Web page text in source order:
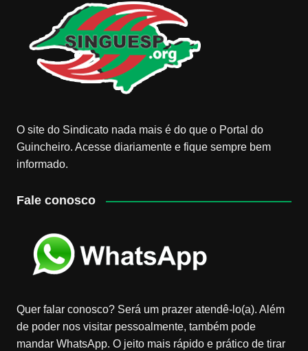
O site do Sindicato nada mais é do que o Portal do
Guincheiro. Acesse diariamente e fique sempre bem
informado.
Fale conosco
Quer falar conosco? Será um prazer atendê-lo(a). Além
de poder nos visitar pessoalmente, também pode
mandar WhatsApp. O jeito mais rápido e prático de tirar